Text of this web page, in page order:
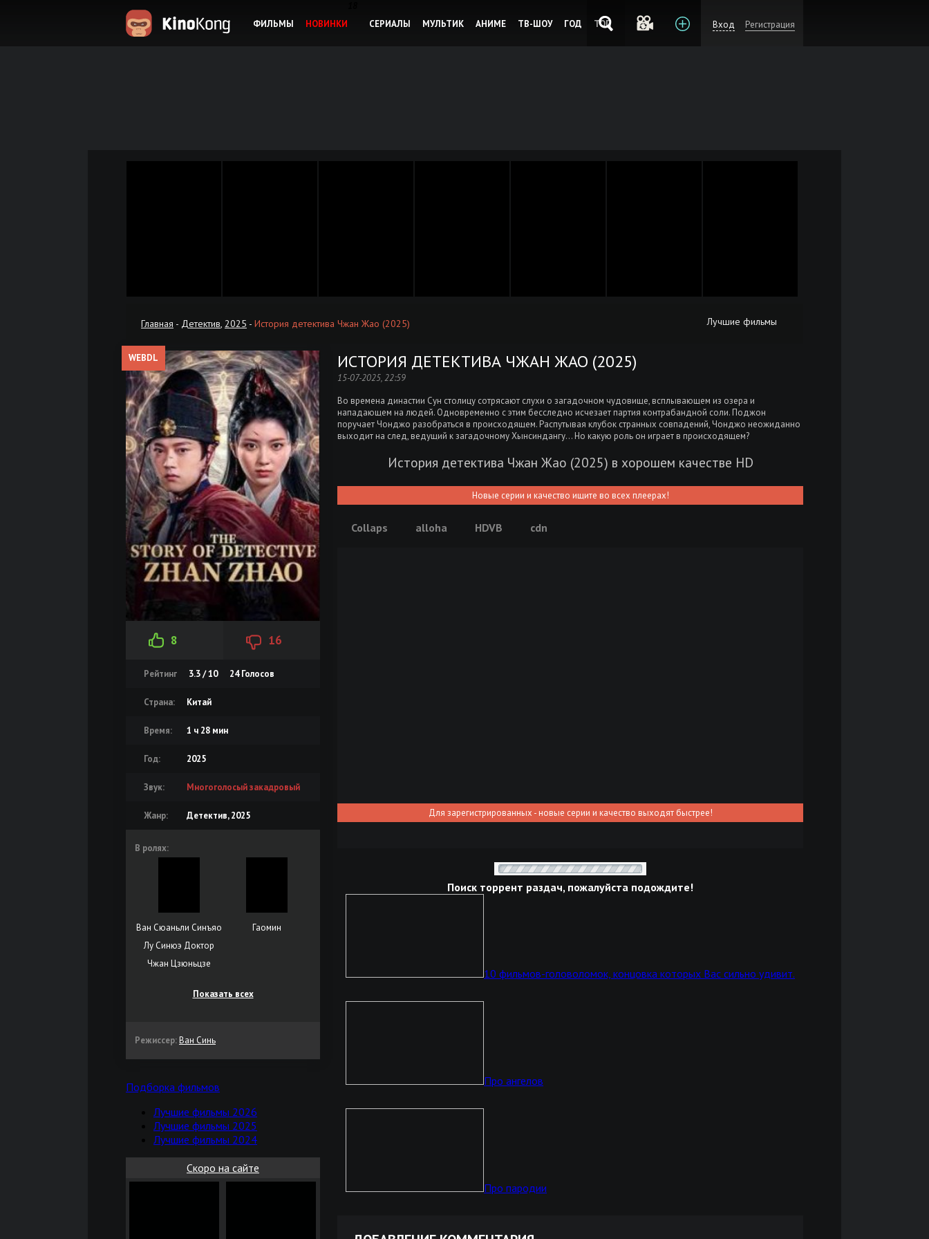
ФИЛЬМЫ НОВИНКИ
СЕРИАЛЫ
МУЛЬТИК АНИМЕ ТВ-ШОУ ГОД ТОП Вход Регистрация
Главная - Детектив, 2025 - История детектива Чжан Жао (2025) Лучшие фильмы
WEBDL
8 16
Рейтинг 3.3 / 10 24Голосов
Страна: Китай
Время: 1 ч 28 мин
Год: 2025
Звук: Многоголосый закадровый
Жанр: Детектив, 2025
В ролях:
Ван Сюаньли Синъяо
Лу Синюэ Доктор
Чжан Цзюньцзе
Гаомин
Показать всех
Режиссер:Ван Синь
Подборка фильмов
Лучшие фильмы 2026
Лучшие фильмы 2025
Лучшие фильмы 2024
Скоро на сайте
ИСТОРИЯ ДЕТЕКТИВА ЧЖАН ЖАО (2025)
15-07-2025, 22:59
Во времена династии Сун столицу сотрясают слухи о загадочном чудовище, всплывающем из озера и
нападающем на людей. Одновременно с этим бесследно исчезает партия контрабандной соли. Поджон
поручает Чонджо разобраться в происходящем. Распутывая клубок странных совпадений, Чонджо неожиданно
выходит на след, ведущий к загадочному Хынсиндангу… Но какую роль он играет в происходящем?
История детектива Чжан Жао (2025) в хорошем качестве HD
Новые серии и качество ищите во всех плеерах!
Collaps alloha HDVB cdn
Для зарегистрированных - новые серии и качество выходят быстрее!
Поиск торрент раздач, пожалуйста подождите!
10 фильмов-головоломок, концовка которых Вас сильно удивит.
Про ангелов
Про пародии